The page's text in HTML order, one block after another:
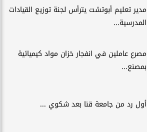
مدير تعليم أبوتشت يترأس لجنة توزيع القيادات
المدرسية...
مصرع عاملين في انفجار خزان مواد كيميائية
بمصنع...
أول رد من جامعة قنا بعد شكوي ...